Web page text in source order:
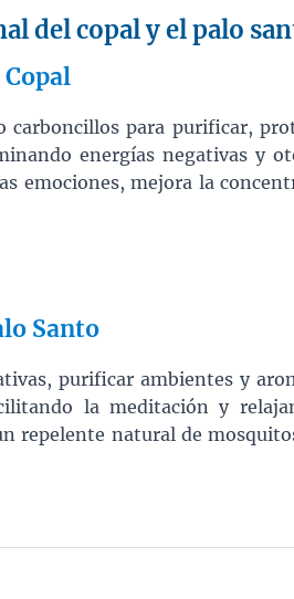
del copal y el palo
Copal
carboncillos para purificar,
energías negativas y
emociones, mejora la
Santo
purificar ambientes y
la meditación y
repelente natural de